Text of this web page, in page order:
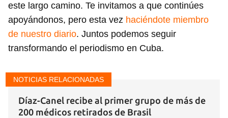
este largo camino. Te invitamos a que continúes
apoyándonos, pero esta vez haciéndote miembro
de nuestro diario. Juntos podemos seguir
transformando el periodismo en Cuba.
NOTICIAS RELACIONADAS
Díaz-Canel recibe al primer grupo de más de
200 médicos retirados de Brasil